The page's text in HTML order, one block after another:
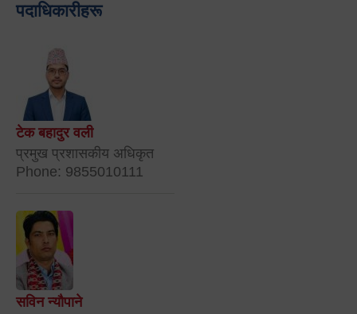
पदाधिकारीहरू
टेक बहादुर वली
प्रमुख प्रशासकीय अधिकृत
Phone: 9855010111
सविन न्यौपाने